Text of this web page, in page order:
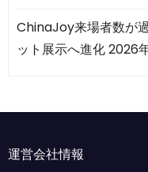
ChinaJoy来場者数が
ット展示へ進化2026
運営会社情報